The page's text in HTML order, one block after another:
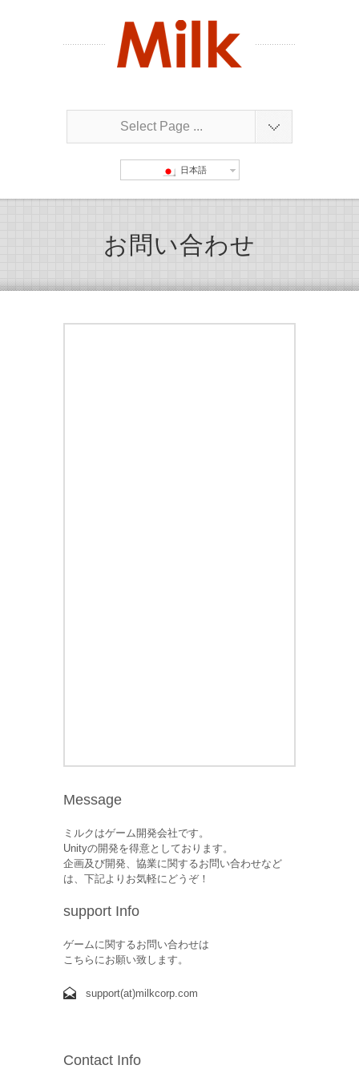
Select Page ...
日本語
お問い合わせ
Message
ミルクはゲーム開発会社です。
Unityの開発を得意としております。
企画及び開発、協業に関するお問い合わせなど
は、下記よりお気軽にどうぞ！
support Info
ゲームに関するお問い合わせは
こちらにお願い致します。
support(at)milkcorp.com
Contact Info